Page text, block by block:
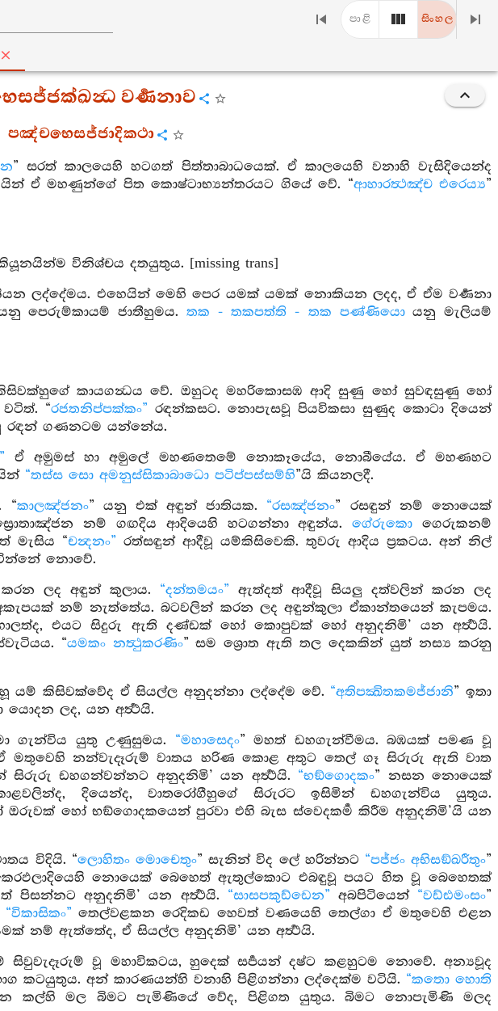
පාළි සිංහල
වර්‍ණනාව
පඤ්චභෙසජ්ජාදිකථා
” සරත් කාලයෙහි හටගත් පිත්තාබාධයෙක්. ඒ කාලයෙහි වනාහි වැසිදියෙන්ද
ඒ මහණුන්ගේ පිත කොෂ්ටාභ්‍යන්තරයට ගියේ වේ. “ආහාරත්‍ථඤ්ච එරෙය්‍ය”
විනිශ්චය දතයුතුය. [missing trans]
ලද්දේමය. එහෙයින් මෙහි පෙර යමක් යමක් නොකියන ලදද, ඒ ඒම වර්‍ණනා
පෙරුම්කායම් ජාතීහුමය. තක - තකපත්ති - තක පණ්ණියොයනු මැලියම්
කිසිවක්හුගේ කායගන්‍ධය වේ. ඔහුටද මහරිකොසඹ ආදි සුණු හෝ සුවඳසුණු හෝ
“රජතනිප්පක්කං” රඳන්කසට. නොපැසවූ පියවිකසා සුණුද කොටා දියෙන්
රඳන් ගණනටම යන්නේය.
ඒ අමුමස් හා අමුලේ මහණතෙමේ නොකෑයේය, නොබීයේය. ඒ මහණහට
“තස්ස සො අමනුස්සිකාබාධො පටිප්පස්සම්හි”යි කියනලදී.
“කාලඤ්ජනං” යනු එක් අඳුන් ජාතියක. “රසඤ්ජනං” රසඳුන් නම් නොයෙක්
නම් ගඟදිය ආදියෙහි හටගන්නා අඳුන්ය.ගේරුකො ගෙරුකනම්
මැසිය “චන්‍දනං” රත්සඳුන් ආදීවූ යම්කිසිවෙකි. තුවරු ආදිය ප්‍රකටය. අන් නිල්
නොවේ.
ලද අඳුන් කුලාය. “දන්තමයං” ඇත්දත් ආදීවූ සියලු දත්වලින් කරන ලද
නම් නැත්තේය. බටවලින් කරන ලද අඳුන්කුලා ඒකාන්තයෙන් කැපමය.
එයට සිදුරු ඇති දණ්ඩක් හෝ කොපුවක් හෝ අනුදනිමි’ යන අර්‍ත්‍ථයි.
“යමකං නත්‍ථුකරණිං” සම ශ්‍රොත ඇති තල දෙකකින් යුත් නස්‍ය කරනු
යම් කිසිවක්වේද ඒ සියල්ල අනුදන්නා ලද්දේම වේ. “අතිපක්‍ඛිතකමජ්ජානි” ඉතා
ලද, යන අර්‍ත්‍ථයි.
ගැන්විය යුතු උණුසුමය. “මහාසෙදං” මහත් ඩහගැන්වීමය. බඹයක් පමණ වූ
මතුවෙහි නන්වැදෑරුම් වාතය හරිණ කොළ අතුට තෙල් ගෑ සිරුරු ඇති වාත
සිරුරු ඩහගන්වන්නට අනුදනිමි’ යන අර්‍ත්‍ථයි. “භඞ්ගොදකං” නසන නොයෙක්
දියෙන්ද, වාතරෝගීහුගේ සිරුරට ඉසිමින් ඩහගැන්විය යුතුය.
හෝ භඞ්ගොදකයෙන් පුරවා එහි බැස ස්වෙදකර්‍ම කිරීම අනුදනිමි’යි යන
විදියි. “ලොහිතං මොචෙතුං” සැනින් විද ලේ හරින්නට “පජ්ජං අභිසඞ්ඛරීතුං”
නොයෙක් බෙහෙත් ඇතුල්කොට එබඳුවූ පයට හිත වූ බෙහෙතක්
පිසන්නට අනුදනිමි’ යන අර්‍ත්‍ථයි. “සාසපකුඩ්ඩෙන” අබපිටියෙන් “වඩ්ඪමංසං”
“විකාසිකං” තෙල්වළකන රෙදිකඩ හෙවත් වණයෙහි තෙල්ගා ඒ මතුවෙහි එළන
නම් ඇත්තේද, ඒ සියල්ල අනුදනිමි’ යන අර්‍ත්‍ථයි.
සිවුවැදෑරුම් වූ මහාවිකටය, හුදෙක් සර්‍පයන් දෂ්ට කළහුටම නොවේ. අන්‍යවූද
කටයුතුය. අන් කාරණයන්හි වනාහි පිළිගන්නා ලද්දෙක්ම වටියි. “කතො හොති
කල්හි මල බිමට පැමිණියේ වේද, පිළිගත යුතුය. බිමට නොපැමිණි මලද